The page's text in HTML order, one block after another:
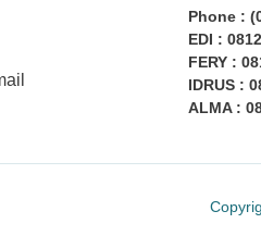
Phone :
EDI :
FERY :
IDRUS :
ALMA :